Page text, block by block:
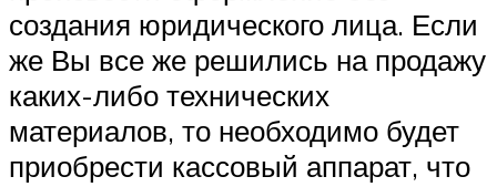
создания юридического лица. Если
же Вы все же решились на продажу
каких-либо технических
материалов, то необходимо будет
приобрести кассовый аппарат, что